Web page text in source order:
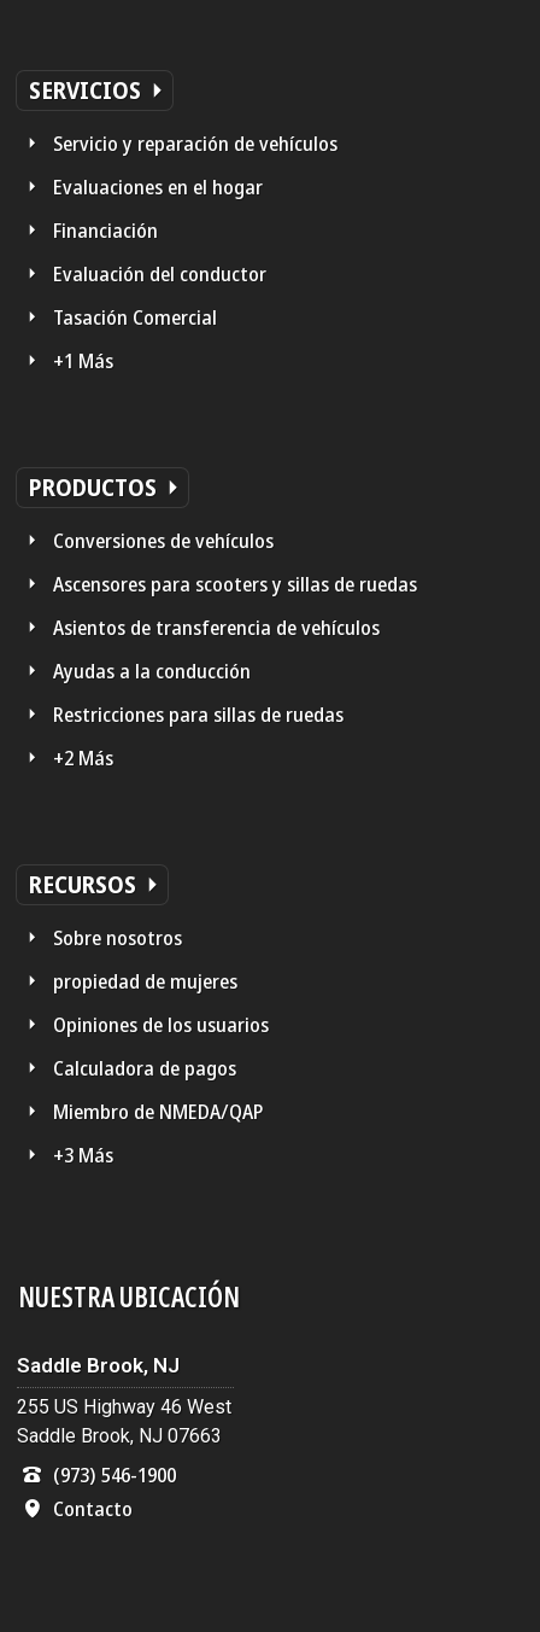
SERVICIOS
Servicio y reparación de vehículos
Evaluaciones en el hogar
Financiación
Evaluación del conductor
Tasación Comercial
+1 Más
PRODUCTOS
Conversiones de vehículos
Ascensores para scooters y sillas de ruedas
Asientos de transferencia de vehículos
Ayudas a la conducción
Restricciones para sillas de ruedas
+2 Más
RECURSOS
Sobre nosotros
propiedad de mujeres
Opiniones de los usuarios
Calculadora de pagos
Miembro de NMEDA/QAP
+3 Más
NUESTRA UBICACIÓN
Saddle Brook, NJ
255 US Highway 46 West
Saddle Brook, NJ 07663
(973) 546-1900
Contacto